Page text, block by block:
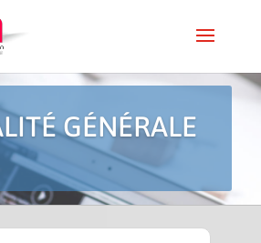
GÉNÉRALE